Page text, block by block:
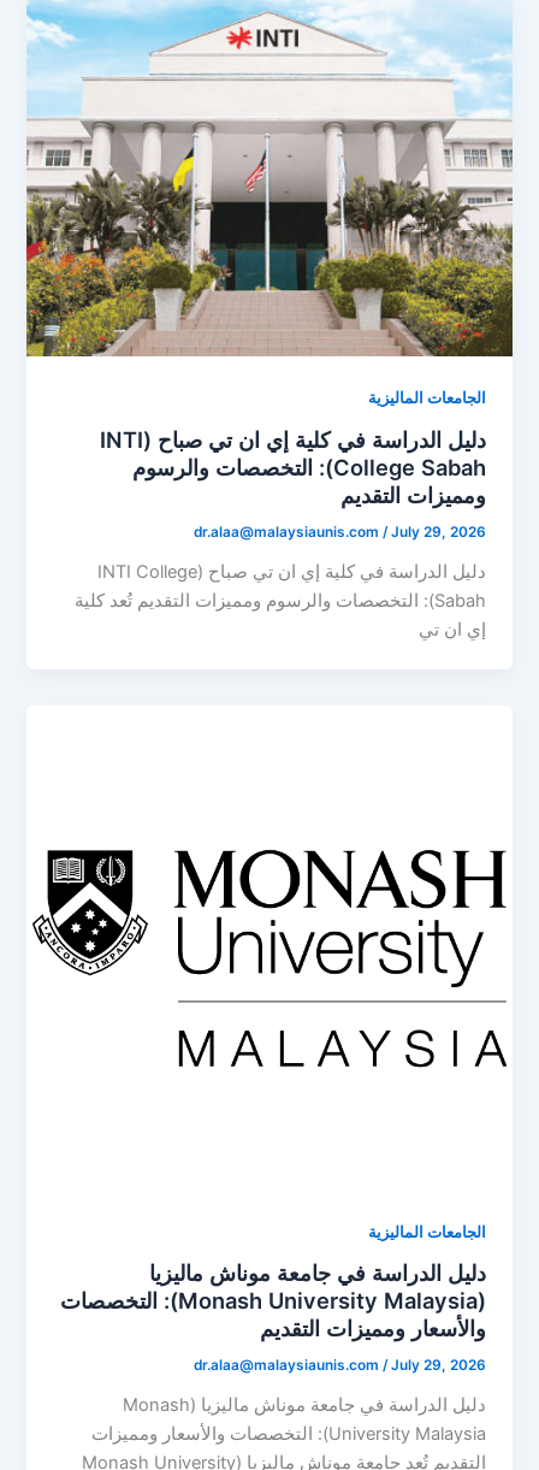
الجامعات الماليزية
دليل الدراسة في كلية إي ان تي صباح (INTI
College Sabah): التخصصات والرسوم
ومميزات التقديم
dr.alaa@malaysiaunis.com /July 29, 2026
دليل الدراسة في كلية إي ان تي صباح (INTI College
Sabah): التخصصات والرسوم ومميزات التقديم تُعد كلية
إي ان تي
الجامعات الماليزية
دليل الدراسة في جامعة موناش ماليزيا
(Monash University Malaysia): التخصصات
والأسعار ومميزات التقديم
dr.alaa@malaysiaunis.com /July 29, 2026
دليل الدراسة في جامعة موناش ماليزيا (Monash
University Malaysia): التخصصات والأسعار ومميزات
التقديم تُعد جامعة موناش ماليزيا (Monash University